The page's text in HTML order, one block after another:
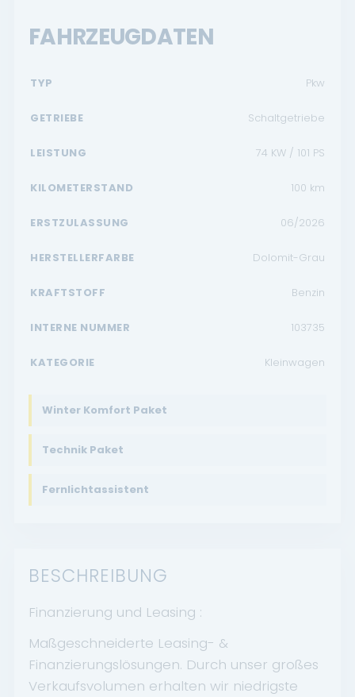
FAHRZEUGDATEN
TYP Pkw
GETRIEBE Schaltgetriebe
LEISTUNG 74 KW / 101 PS
KILOMETERSTAND 100 km
ERSTZULASSUNG 06/2026
HERSTELLERFARBE Dolomit-Grau
KRAFTSTOFF Benzin
INTERNE NUMMER 103735
KATEGORIE Kleinwagen
Winter Komfort Paket
Technik Paket
Fernlichtassistent
BESCHREIBUNG
Finanzierung und Leasing :
Maßgeschneiderte Leasing- &
Finanzierungslösungen. Durch unser großes
Verkaufsvolumen erhalten wir niedrigste